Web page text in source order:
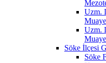
Uzm.
Uzm.
Söke İlçesi
Söke